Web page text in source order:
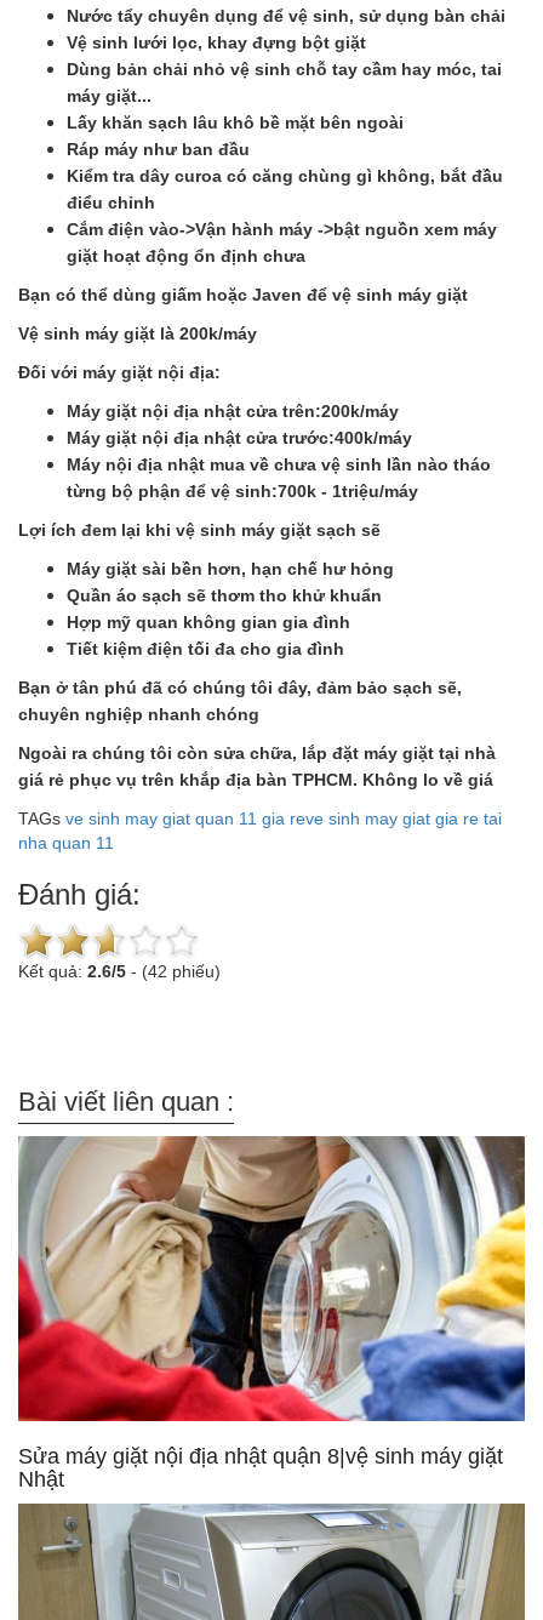
Nước tẩy chuyên dụng để vệ sinh, sử dụng bàn chải
Vệ sinh lưới lọc, khay đựng bột giặt
Dùng bản chải nhỏ vệ sinh chỗ tay cầm hay móc, tai
máy giặt...
Lấy khăn sạch lâu khô bề mặt bên ngoài
Ráp máy như ban đầu
Kiểm tra dây curoa có căng chùng gì không, bắt đầu
điểu chỉnh
Cắm điện vào->Vận hành máy ->bật nguồn xem máy
giặt hoạt động ổn định chưa
Bạn có thể dùng giấm hoặc Javen để vệ sinh máy giặt
Vệ sinh máy giặt là 200k/máy
Đối với máy giặt nội địa:
Máy giặt nội địa nhật cửa trên:200k/máy
Máy giặt nội địa nhật cửa trước:400k/máy
Máy nội địa nhật mua về chưa vệ sinh lần nào tháo
từng bộ phận để vệ sinh:700k - 1triệu/máy
Lợi ích đem lại khi vệ sinh máy giặt sạch sẽ
Máy giặt sài bền hơn, hạn chế hư hỏng
Quần áo sạch sẽ thơm tho khử khuẩn
Hợp mỹ quan không gian gia đình
Tiết kiệm điện tối đa cho gia đình
Bạn ở tân phú đã có chúng tôi đây, đảm bảo sạch sẽ,
chuyên nghiệp nhanh chóng
Ngoài ra chúng tôi còn sửa chữa, lắp đặt máy giặt tại nhà
giá rẻ phục vụ trên khắp địa bàn TPHCM. Không lo về giá
TAGs ve sinh may giat quan 11 gia reve sinh may giat gia re tai
nha quan 11
Đánh giá:
Kết quả: 2.6/5 - (42 phiếu)
Bài viết liên quan :
Sửa máy giặt nội địa nhật quận 8|vệ sinh máy giặt
Nhật